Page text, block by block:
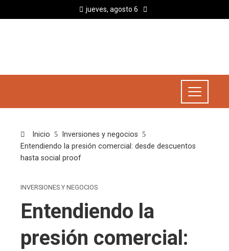
jueves, agosto 6
Inicio
Inversiones y negocios
Entendiendo la presión comercial: desde descuentos
hasta social proof
INVERSIONES Y NEGOCIOS
Entendiendo la
presión comercial: